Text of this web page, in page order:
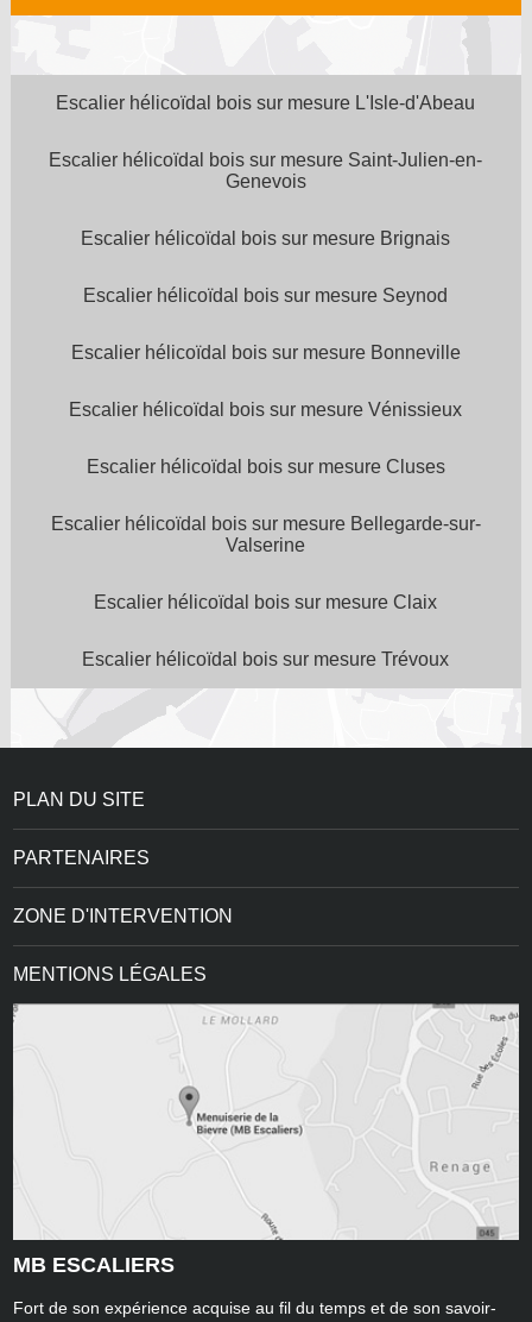
Escalier hélicoïdal bois sur mesure L'Isle-d'Abeau
Escalier hélicoïdal bois sur mesure Saint-Julien-en-
Genevois
Escalier hélicoïdal bois sur mesure Brignais
Escalier hélicoïdal bois sur mesure Seynod
Escalier hélicoïdal bois sur mesure Bonneville
Escalier hélicoïdal bois sur mesure Vénissieux
Escalier hélicoïdal bois sur mesure Cluses
Escalier hélicoïdal bois sur mesure Bellegarde-sur-
Valserine
Escalier hélicoïdal bois sur mesure Claix
Escalier hélicoïdal bois sur mesure Trévoux
PLAN DU SITE
PARTENAIRES
ZONE D'INTERVENTION
MENTIONS LÉGALES
MB ESCALIERS
Fort de son expérience acquise au fil du temps et de son savoir-